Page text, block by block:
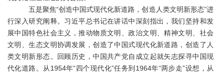
五是聚焦“创造中国式现代化新道路，创造人类文明新形态”进
行深入研究阐释。习近平总书记在讲话中深刻指出，我们坚持和发
展中国特色社会主义，推动物质文明、政治文明、精神文明、社会
文明、生态文明协调发展，创造了中国式现代化新道路，创造了人
类文明新形态。回顾历史，中国共产党自成立起就矢志探寻中国现
代化道路。从1954年“四个现代化”任务到1964年“两步走”设想，从